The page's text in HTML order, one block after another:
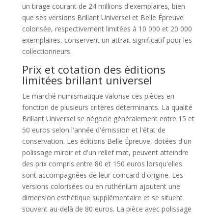
un tirage courant de 24 millions d'exemplaires, bien
que ses versions Brillant Universel et Belle Épreuve
colorisée, respectivement limitées à 10 000 et 20 000
exemplaires, conservent un attrait significatif pour les
collectionneurs.
Prix et cotation des éditions
limitées brillant universel
Le marché numismatique valorise ces pièces en
fonction de plusieurs critères déterminants. La qualité
Brillant Universel se négocie généralement entre 15 et
50 euros selon l'année d'émission et l'état de
conservation. Les éditions Belle Épreuve, dotées d'un
polissage miroir et d'un relief mat, peuvent atteindre
des prix compris entre 80 et 150 euros lorsqu'elles
sont accompagnées de leur coincard d'origine. Les
versions colorisées ou en ruthénium ajoutent une
dimension esthétique supplémentaire et se situent
souvent au-delà de 80 euros. La pièce avec polissage